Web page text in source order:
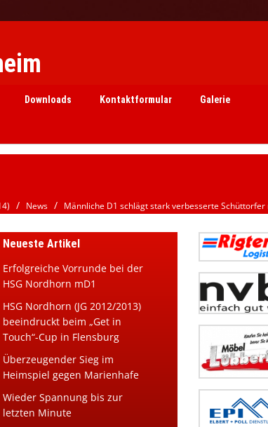
Downloads Kontaktformular Galerie
News Männliche D1 schlägt stark verbesserte Schüttorfer
Neueste Artikel
Erfolgreiche Vorrunde bei der
HSG Nordhorn mD1
HSG Nordhorn (JG 2012/2013)
beeindruckt beim „Get in
Touch“-Cup in Flensburg
Überzeugender Sieg im
Heimspiel gegen Marienhafe
Wieder Spannung bis zur
letzten Minute